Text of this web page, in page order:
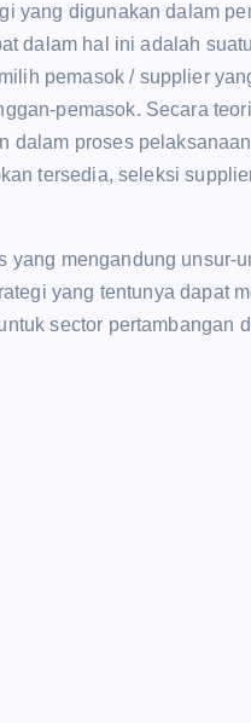
yang digunakan dalam
dalam hal ini adalah
pemasok / supplier
pemasok. Secara
dalam proses
tersedia, seleksi
mengandung unsur-
yang tentunya dapat
sector pertambangan